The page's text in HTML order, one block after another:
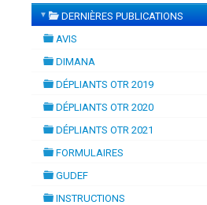
-mardi, 14 juillet 2026 10:30
▼
folder
DERNIÈRES PUBLICATIONS
AVIS
DIMANA
DÉPLIANTS OTR 2019
DÉPLIANTS OTR 2020
DÉPLIANTS OTR 2021
FORMULAIRES
GUDEF
INSTRUCTIONS